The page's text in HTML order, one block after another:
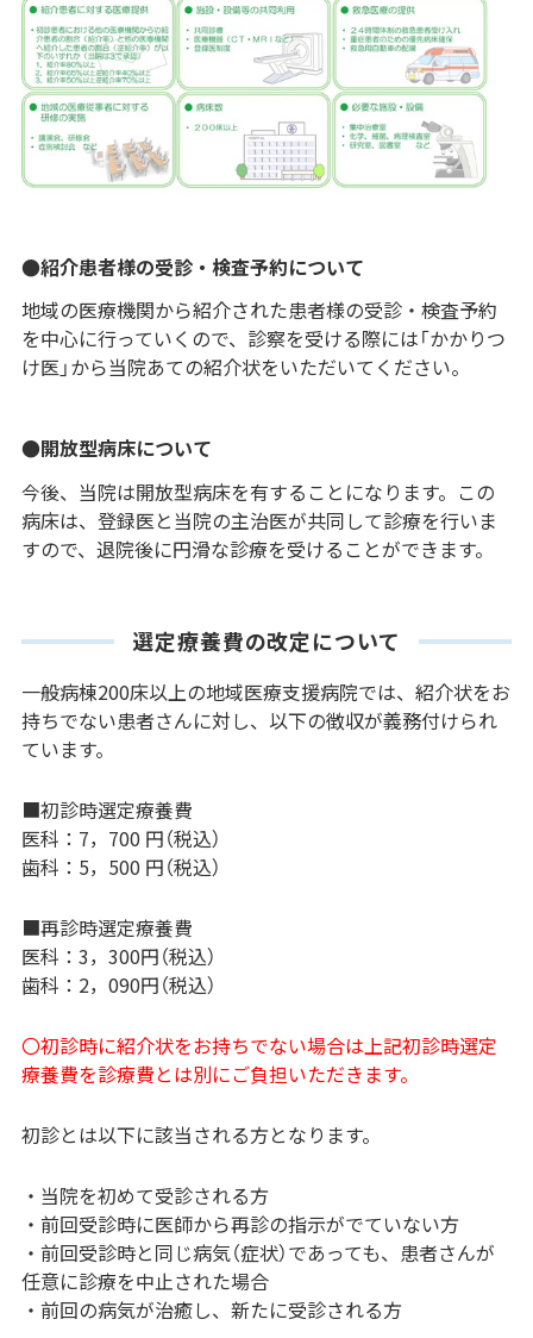
●紹介患者様の受診・検査予約について
地域の医療機関から紹介された患者様の受診・検査予約
を中心に行っていくので、診察を受ける際には「かかりつ
け医」から当院あての紹介状をいただいてください。
●開放型病床について
今後、当院は開放型病床を有することになります。この
病床は、登録医と当院の主治医が共同して診療を行いま
すので、退院後に円滑な診療を受けることができます。
選定療養費の改定について
一般病棟200床以上の地域医療支援病院では、紹介状をお
持ちでない患者さんに対し、以下の徴収が義務付けられ
ています。
■初診時選定療養費
医科：7，700 円（税込）
歯科：5，500 円（税込）
■再診時選定療養費
医科：3，300円（税込）
歯科：2，090円（税込）
〇初診時に紹介状をお持ちでない場合は上記初診時選定
療養費を診療費とは別にご負担いただきます。
初診とは以下に該当される方となります。
・当院を初めて受診される方
・前回受診時に医師から再診の指示がでていない方
・前回受診時と同じ病気（症状）であっても、患者さんが
任意に診療を中止された場合
・前回の病気が治癒し、新たに受診される方